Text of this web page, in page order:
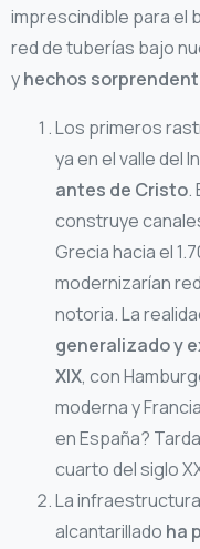
imprescindible para el
red de tuberías bajo
yhechos
Los primeros
ya en el valle del
antes de Cristo.
construye
Grecia hacia el
modernizarían
notoria. La
generalizado y
XIX, con
moderna y
en España?
cuarto del siglo
La
alcantarillado ha